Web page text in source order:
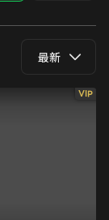
最新
VIP